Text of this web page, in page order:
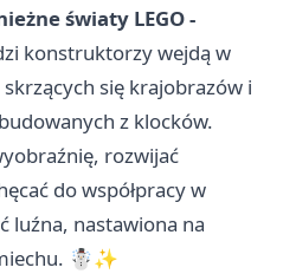
światy LEGO -
konstruktorzy wejdą w
się krajobrazów i
z klocków.
rozwijać
do współpracy w
luźna, nastawiona na
☃️✨